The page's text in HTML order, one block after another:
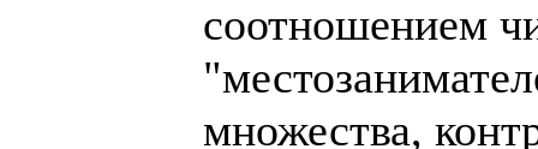
соотношением
множества,